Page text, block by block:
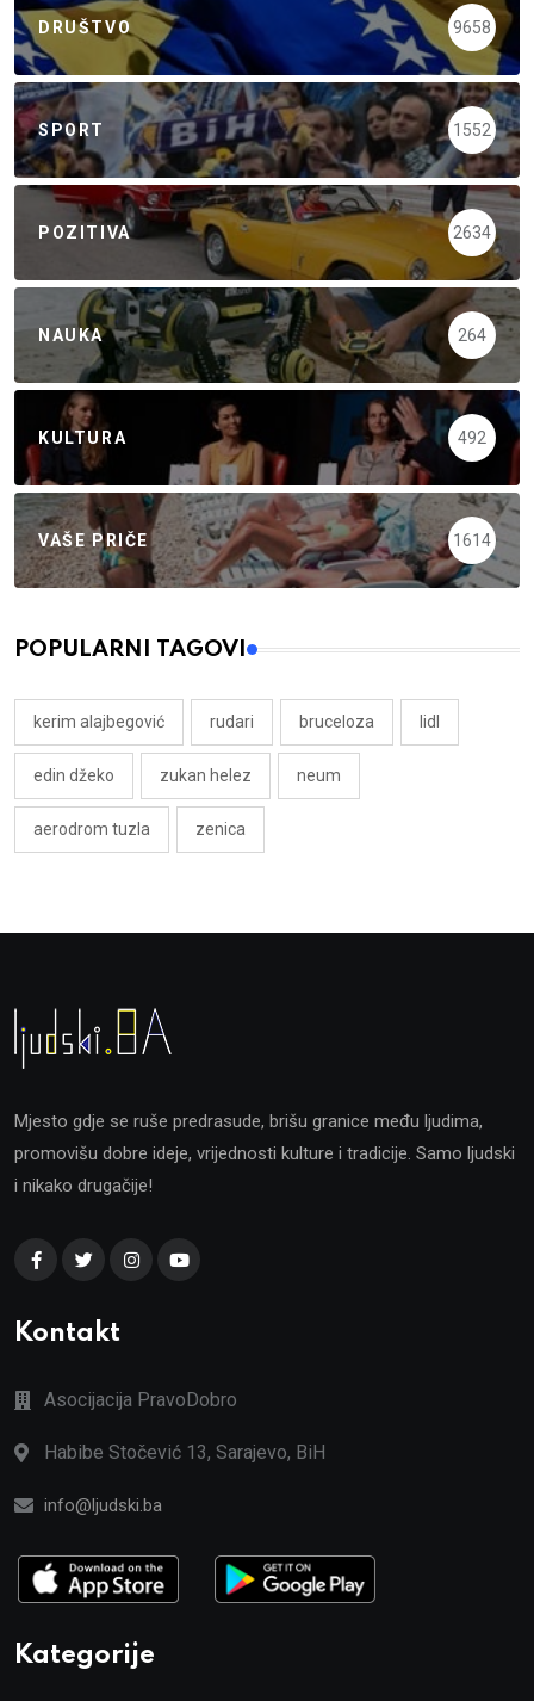
DRUŠTVO 9658
SPORT 1552
POZITIVA 2634
NAUKA 264
KULTURA 492
VAŠE PRIČE 1614
POPULARNI TAGOVI
kerim alajbegović rudari bruceloza lidl
edin džeko zukan helez neum
aerodrom tuzla zenica
Mjesto gdje se ruše predrasude, brišu granice među ljudima,
promovišu dobre ideje, vrijednosti kulture i tradicije. Samo ljudski
i nikako drugačije!
Kontakt
Asocijacija PravoDobro
Habibe Stočević 13, Sarajevo, BiH
info@ljudski.ba
Kategorije